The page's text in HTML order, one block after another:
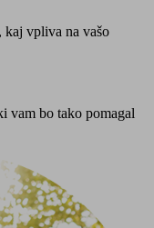
kaj vpliva na vašo
vam bo tako pomagal